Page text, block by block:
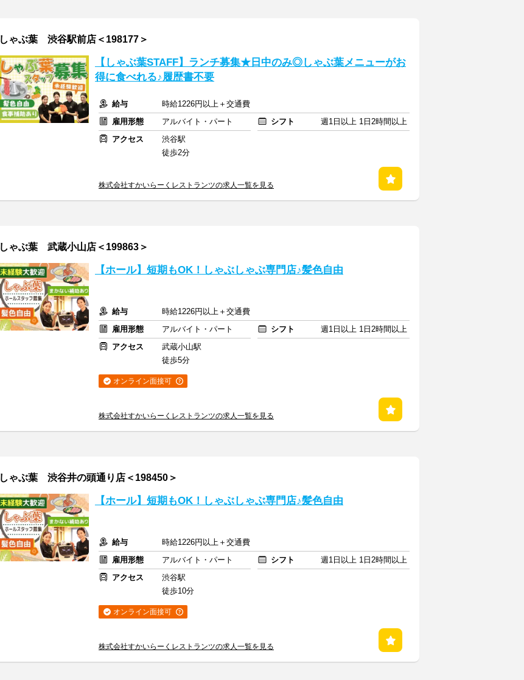
しゃぶ葉 渋谷駅前店＜198177＞
【しゃぶ葉STAFF】ランチ募集★日中のみ◎しゃぶ葉メニューがお
得に食べれる♪履歴書不要
給与
時給1226円以上＋交通費
雇用形態
アルバイト・パート シフト
週1日以上 1日2時間以上
アクセス
渋谷駅
徒歩2分
株式会社すかいらーくレストランツの求人一覧を見る
しゃぶ葉 武蔵小山店＜199863＞
【ホール】短期もOK！しゃぶしゃぶ専門店♪髪色自由
給与
時給1226円以上＋交通費
雇用形態
アルバイト・パート シフト
週1日以上 1日2時間以上
アクセス
武蔵小山駅
徒歩5分
オンライン面接可
株式会社すかいらーくレストランツの求人一覧を見る
しゃぶ葉 渋谷井の頭通り店＜198450＞
【ホール】短期もOK！しゃぶしゃぶ専門店♪髪色自由
給与
時給1226円以上＋交通費
雇用形態
アルバイト・パート シフト
週1日以上 1日2時間以上
アクセス
渋谷駅
徒歩10分
オンライン面接可
株式会社すかいらーくレストランツの求人一覧を見る